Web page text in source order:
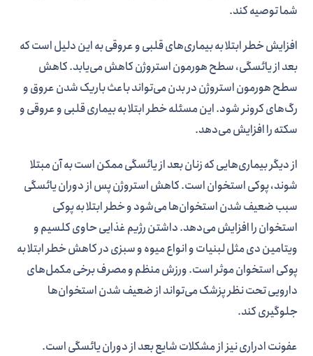
شما توصیه کند.
افزایش خطر ابتلا به بیماری‌های قلبی و عروقی به این دلیل است که
بعد از یائسگی، سطح هورمون استروژن کاهش می‌یابد. کاهش
سطح هورمون استروژن در بدن می‌تواند باعث باریک شدن عروق و
رگ‌های کرونر شود. این مسئله خطر ابتلا به بیماری قلبی و عروقی و
سکته را افزایش می‌دهد.
از دیگر بیماری‌هایی که زنان بعد از یائسگی ممکن است به آن مبتلا
شوند، پوکی استخوان است. کاهش استروژن پس از دوران یائسگی
سبب ضعیف شدن استخوان‌ها می‌شود و خطر ابتلا به پوکی
استخوان را افزایش می‌دهد. داشتن رژیم غذایی حاوی کلسیم و
ویتامین دی مثل لبنیات و انواع میوه و سبزی در کاهش خطر ابتلا به
پوکی استخوان موثر است. ورزش منظم و مصرف برخی مکمل‌های
دارویی تحت نظر پزشک می‌تواند از ضعیف شدن استخوان‌ها
جلوگیری کند.
عفونت ادراری نیز از مشکلات شایع بعد از دوران یائسگی است.